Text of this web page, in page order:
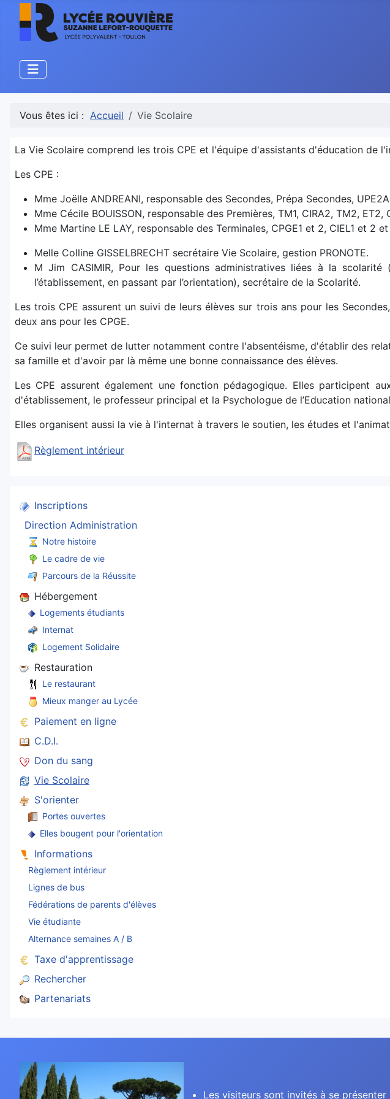
Vous êtes ici : Accueil Vie Scolaire
La Vie Scolaire comprend les trois CPE et l'équipe d'assistants d'éducation de
Les CPE :
Mme Joëlle ANDREANI, responsable des Secondes, Prépa Secondes, UPE2A,
Mme Cécile BOUISSON, responsable des Premières, TM1, CIRA2, TM2, ET2,
Mme Martine LE LAY, responsable des Terminales, CPGE1 et 2, CIEL1 et 2 et
Melle Colline GISSELBRECHT secrétaire Vie Scolaire, gestion PRONOTE.
M Jim CASIMIR, Pour les questions administratives liées à la
l’établissement, en passant par l’orientation), secrétaire de la Scolarité.
Les trois CPE assurent un suivi de leurs élèves sur trois ans pour les
deux ans pour les CPGE.
Ce suivi leur permet de lutter notamment contre l'absentéisme, d'établir des
sa famille et d'avoir par là même une bonne connaissance des élèves.
Les CPE assurent également une fonction pédagogique. Elles participent
d'établissement, le professeur principal et la Psychologue de l’Education
Elles organisent aussi la vie à l'internat à travers le soutien, les études et
Règlement intérieur
Inscriptions
Direction Administration
Notre histoire
Le cadre de vie
Parcours de la Réussite
Hébergement
Logements étudiants
Internat
Logement Solidaire
Restauration
Le restaurant
Mieux manger au Lycée
Paiement en ligne
C.D.I.
Don du sang
Vie Scolaire
S'orienter
Portes ouvertes
Elles bougent pour l'orientation
Informations
Règlement intérieur
Lignes de bus
Fédérations de parents d'élèves
Vie étudiante
Alternance semaines A / B
Taxe d'apprentissage
Rechercher
Partenariats
Les visiteurs sont invités à se